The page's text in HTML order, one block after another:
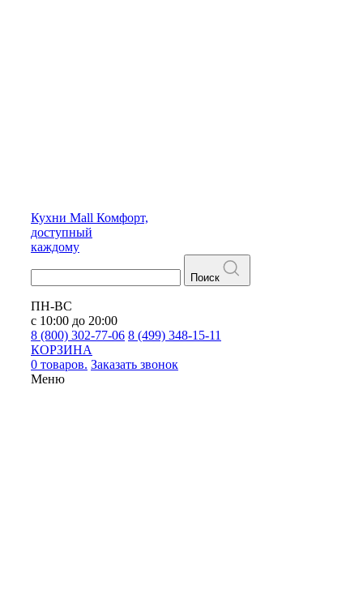
Кухни Mall Комфорт,
доступный
каждому
Поиск
ПН-ВС
с 10:00 до 20:00
8 (800) 302-77-06 8 (499) 348-15-11
КОРЗИНА
0 товаров. Заказать звонок
Меню